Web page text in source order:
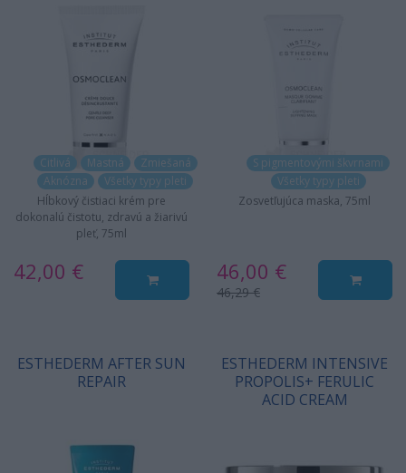
Citlivá Mastná
Zmiešaná
Aknózna
Všetky typy pleti
Hĺbkový čistiaci krém pre
dokonalú čistotu, zdravú a žiarivú
pleť, 75ml
42,00 €
S pigmentovými škvrnami
Všetky typy pleti
Zosvetľujúca maska, 75ml
46,00 €
46,29 €
ESTHEDERM AFTER SUN
REPAIR
ESTHEDERM INTENSIVE
PROPOLIS+ FERULIC
ACID CREAM